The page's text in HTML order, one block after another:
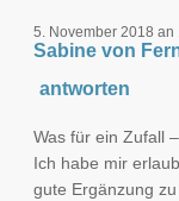
5. November 2018 an
Sabine von
antworten
Was für ein Zufall
Ich habe mir
gute Ergänzung